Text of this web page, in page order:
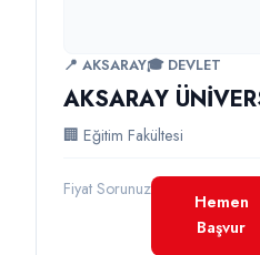
📍 AKSARAY🎓 DEVLET
AKSARAY
🏢 Eğitim Fakültesi
Fiyat Sorunuz
Hemen
Başvur